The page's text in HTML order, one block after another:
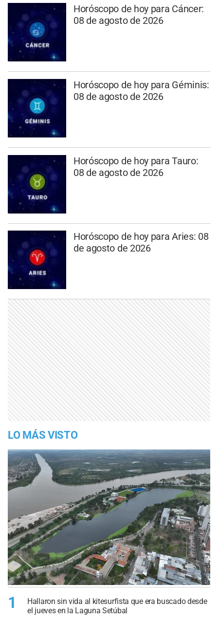
Horóscopo de hoy para Cáncer:
08 de agosto de 2026
Horóscopo de hoy para Géminis:
08 de agosto de 2026
Horóscopo de hoy para Tauro:
08 de agosto de 2026
Horóscopo de hoy para Aries: 08
de agosto de 2026
LO MÁS VISTO
1
Hallaron sin vida al kitesurfista que era buscado desde
el jueves en la Laguna Setúbal